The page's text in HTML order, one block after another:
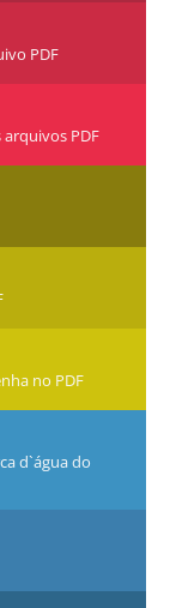
PDF
PDF
no PDF
d`água do